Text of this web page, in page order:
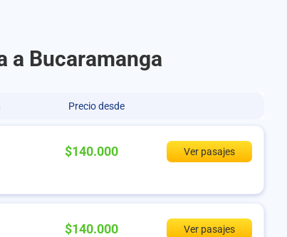
a Bucaramanga
Precio desde
$140.000 Ver pasajes
$140.000 Ver pasajes